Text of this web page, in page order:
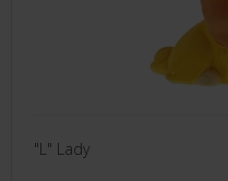
"L" Lady